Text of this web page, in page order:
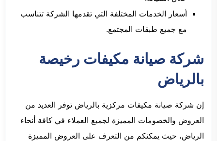
أسعار الخدمات المختلفة التي تقدمها الشركة تتناسب
مع جميع طبقات المجتمع.
شركة صيانة مكيفات رخيصة
بالرياض
إن شركة صيانة مكيفات مركزية بالرياض توفر العديد من
العروض والخصومات المميزة لجميع العملاء في كافة أنحاء
الرياض، حيث يمكنكم من التعرف على العروض المميزة